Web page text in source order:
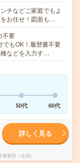
チなどご家庭でもよ
お任せ！図面も…
不要
もOK！履歴書不要
などを入力す…
50代 60代
詳しく見る
業部（全国）